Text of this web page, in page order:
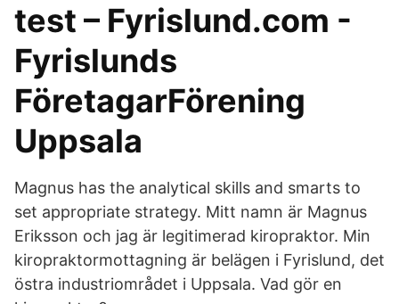
test – Fyrislund.com -
Fyrislunds
FöretagarFörening
Uppsala
Magnus has the analytical skills and smarts to
set appropriate strategy. Mitt namn är Magnus
Eriksson och jag är legitimerad kiropraktor. Min
kiropraktormottagning är belägen i Fyrislund, det
östra industriområdet i Uppsala. Vad gör en